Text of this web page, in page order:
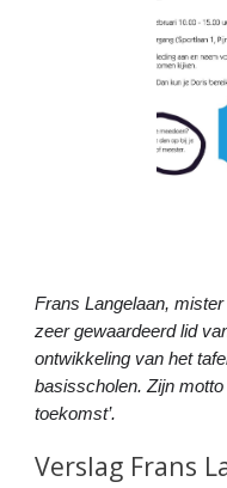
Frans Langelaan,
zeer gewaardeerd lid
ontwikkeling van het
basisscholen. Zijn motto
toekomst’.
Verslag Frans